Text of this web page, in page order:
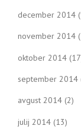
december 2014
november 2014
oktober 2014
september 2014
avgust 2014 (2)
julij 2014 (13)